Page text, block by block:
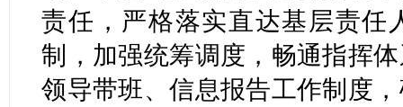
责任，严格落实直达基层责任
制，加强统筹调度，畅通指挥
领导带班、信息报告工作制度